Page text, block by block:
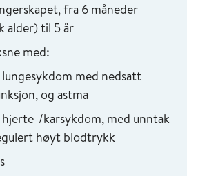
fra 6 måneder
alder) til 5 år
med:
med nedsatt
og astma
karsykdom, med unntak
høyt blodtrykk